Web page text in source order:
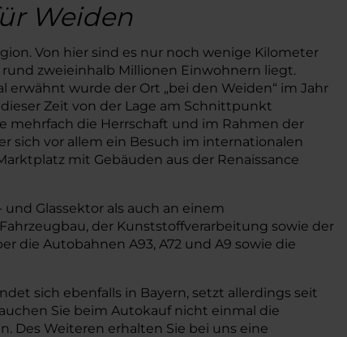
Weiden
Von hier sind es nur noch wenige Kilometer
zweieinhalb Millionen Einwohnern liegt.
wurde der Ort „bei den Weiden“ im Jahr
Zeit von der Lage am Schnittpunkt
mehrfach die Herrschaft und im Rahmen der
sich vor allem ein Besuch im internationalen
mit Gebäuden aus der Renaissance
Glassektor als auch an einem
der Kunststoffverarbeitung sowie der
die Autobahnen A93, A72 und A9 sowie die
sich ebenfalls in Bayern, setzt allerdings seit
Sie beim Autokauf nicht einmal die
Des Weiteren erhalten Sie bei uns eine